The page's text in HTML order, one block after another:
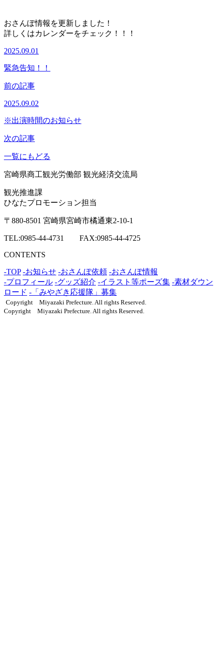
おさんぽ情報を更新しました！
詳しくはカレンダーをチェック！！！
2025.09.01
緊急告知！！
前の記事
2025.09.02
※出演時間のお知らせ
次の記事
一覧にもどる
宮崎県商工観光労働部 観光経済交流局
観光推進課
ひなたプロモーション担当
〒880-8501 宮崎県宮崎市橘通東2-10-1
TEL:0985-44-4731 FAX:0985-44-4725
CONTENTS
-TOP -お知らせ -おさんぽ依頼 -おさんぽ情報
-プロフィール -グッズ紹介 -イラスト等ポーズ集 -素材ダウン
ロード -「みやざき応援隊」募集
Copyright Miyazaki Prefecture. All rights Reserved.
Copyright Miyazaki Prefecture. All rights Reserved.